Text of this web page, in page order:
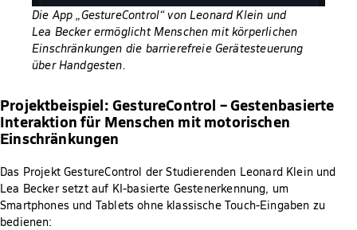
Die App „GestureControl“ von Leonard Klein und
Lea Becker ermöglicht Menschen mit körperlichen
Einschränkungen die barrierefreie Gerätesteuerung
über Handgesten.
Projektbeispiel: GestureControl – Gestenbasierte
Interaktion für Menschen mit motorischen
Einschränkungen
Das Projekt GestureControl der Studierenden Leonard Klein und
Lea Becker setzt auf KI-basierte Gestenerkennung, um
Smartphones und Tablets ohne klassische Touch-Eingaben zu
bedienen: